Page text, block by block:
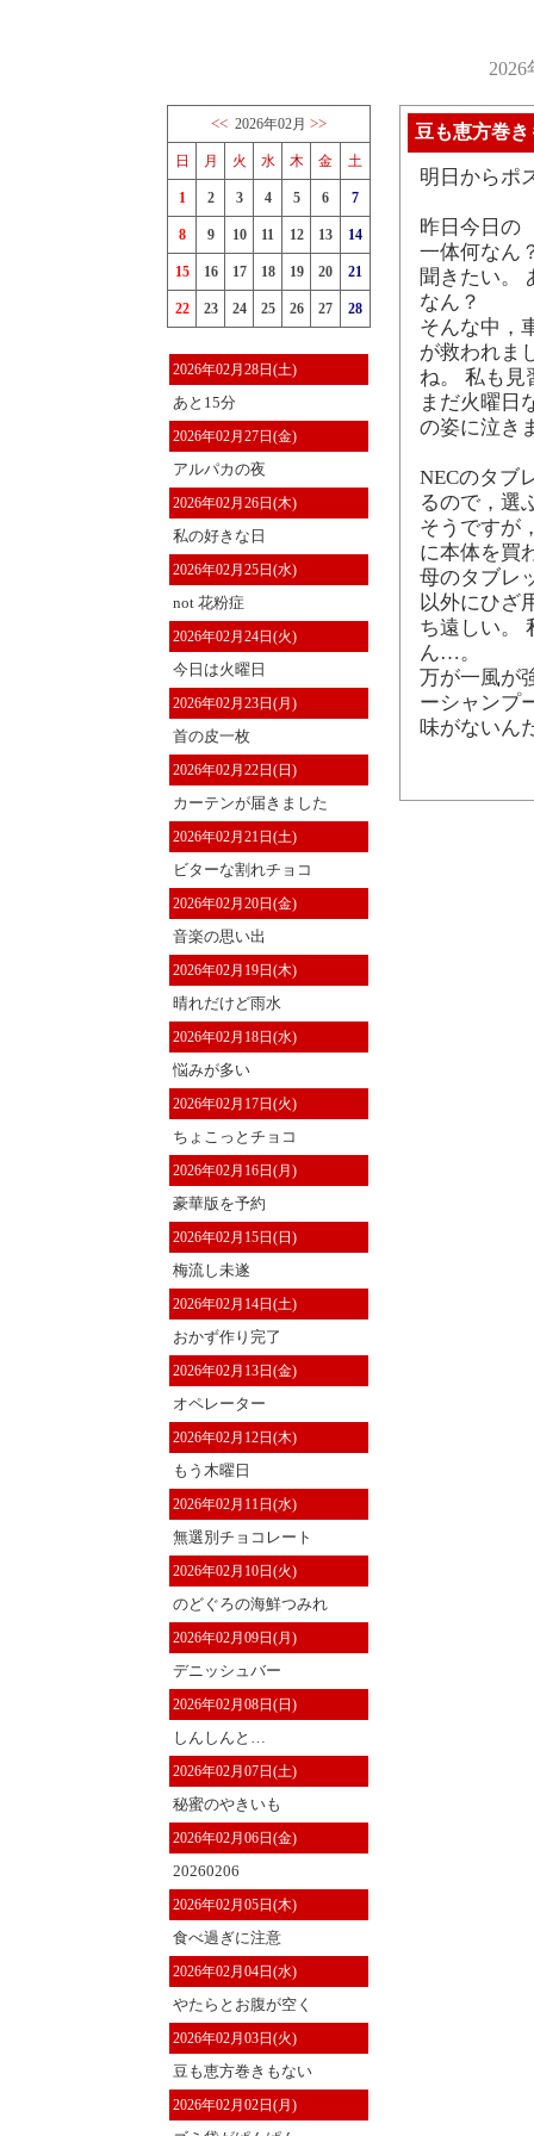
<< 2026年02月 >>
日 月 火 水 木 金 土
1 2 3 4 5 6 7
8 9 10 11 12 13 14
15 16 17 18 19 20 21
22 23 24 25 26 27 28
2026年02月28日(土)
あと15分
2026年02月27日(金)
アルパカの夜
2026年02月26日(木)
私の好きな日
2026年02月25日(水)
not 花粉症
2026年02月24日(火)
今日は火曜日
2026年02月23日(月)
首の皮一枚
2026年02月22日(日)
カーテンが届きました
2026年02月21日(土)
ビターな割れチョコ
2026年02月20日(金)
音楽の思い出
2026年02月19日(木)
晴れだけど雨水
2026年02月18日(水)
悩みが多い
2026年02月17日(火)
ちょこっとチョコ
2026年02月16日(月)
豪華版を予約
2026年02月15日(日)
梅流し未遂
2026年02月14日(土)
おかず作り完了
2026年02月13日(金)
オペレーター
2026年02月12日(木)
もう木曜日
2026年02月11日(水)
無選別チョコレート
2026年02月10日(火)
のどぐろの海鮮つみれ
2026年02月09日(月)
デニッシュバー
2026年02月08日(日)
しんしんと…
2026年02月07日(土)
秘蜜のやきいも
2026年02月06日(金)
20260206
2026年02月05日(木)
食べ過ぎに注意
2026年02月04日(水)
やたらとお腹が空く
2026年02月03日(火)
豆も恵方巻きもない
2026年02月02日(月)
豆も恵方巻き
明日からポ
昨日今日の
一体何なん
聞きたい。
なん？
そんな中，
が救われま
ね。 私も見
まだ火曜日
の姿に泣き
NECのタブ
るので，選
そうですが
に本体を買
母のタブレ
以外にひざ
ち遠しい。
ん…。
万が一風が
ーシャンプ
味がないん